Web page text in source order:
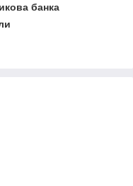
банка